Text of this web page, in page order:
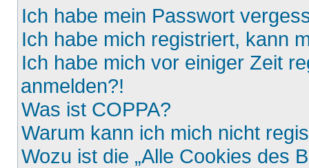
Ich habe mein Passwort
Ich habe mich registriert, kann
Ich habe mich vor einiger Zeit
anmelden?!
Was ist COPPA?
Warum kann ich mich nicht
Wozu ist die „Alle Cookies des